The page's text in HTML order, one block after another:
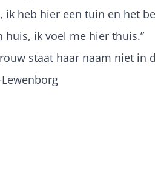
ik heb hier een tuin en het
huis, ik voel me hier thuis.”
staat haar naam niet in